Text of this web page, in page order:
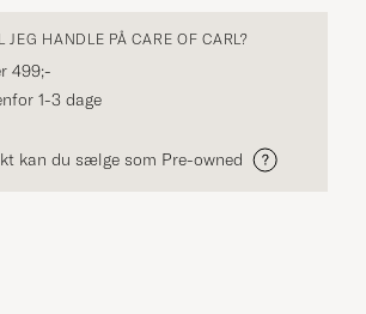
JEG HANDLE PÅ CARE OF CARL?
499;-
1-3 dage
kan du sælge som Pre-owned